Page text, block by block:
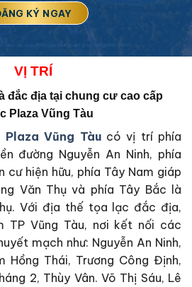
VỊ TRÍ
đắc địa tại chung cư cao cấp
Plaza Vũng Tàu
Plaza Vũng Tàu có vị trí phía
đường Nguyễn An Ninh, phía
cư hiện hữu, phía Tây Nam giáp
Văn Thụ và phía Tây Bắc là
Với địa thế tọa lạc đắc địa,
TP Vũng Tàu, nơi kết nối các
mạch như: Nguyễn An Ninh,
Hồng Thái, Trương Công Định,
2, Thùy Vân. Võ Thị Sáu, Lê